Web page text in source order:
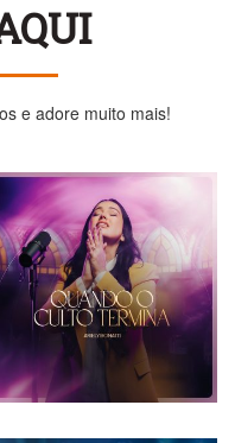
e adore muito mais!